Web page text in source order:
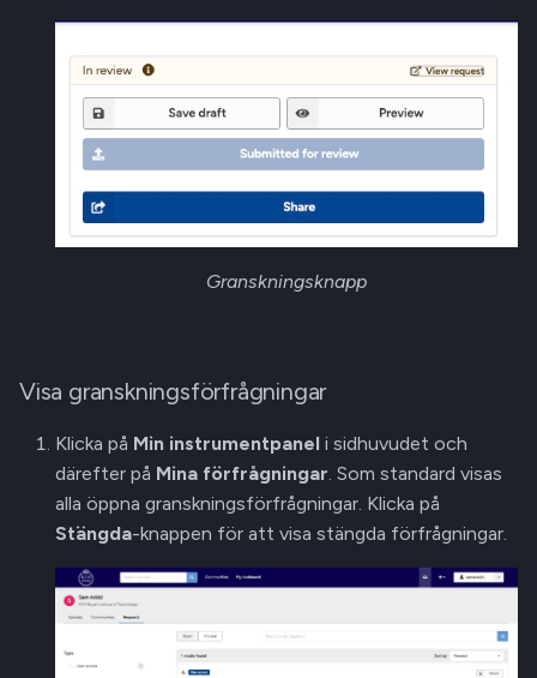
Granskningsknapp
Visa granskningsförfrågningar
Klicka på Min instrumentpanel i sidhuvudet och
därefter på Mina förfrågningar . Som standard visas
alla öppna granskningsförfrågningar. Klicka på
Stängda-knappen för att visa stängda förfrågningar.